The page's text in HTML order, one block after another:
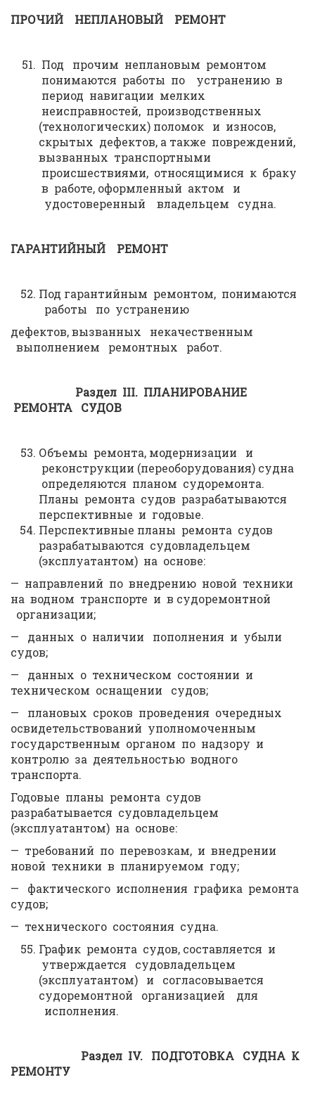
ПРОЧИЙ НЕПЛАНОВЫЙ РЕМОНТ
Под прочим неплановым ремонтом
понимаются работы по устранению в
период навигации мелких
неисправностей, производственных
(технологических) поломок и износов,
скрытых дефектов, а также повреждений,
вызванных транспортными
происшествиями, относящимися к браку
в работе, оформленный актом и
удостоверенный владельцем судна.
ГАРАНТИЙНЫЙ РЕМОНТ
Под гарантийным ремонтом, понимаются
работы по устранению
дефектов, вызванных некачественным
выполнением ремонтных работ.
Раздел III. ПЛАНИРОВАНИЕ
РЕМОНТА СУДОВ
Объемы ремонта, модернизации и
реконструкции (переоборудования) судна
определяются планом судоремонта.
Планы ремонта судов разрабатываются
перспективные и годовые.
Перспективные планы ремонта судов
разрабатываются судовладельцем
(эксплуатантом) на основе:
— направлений по внедрению новой техники
на водном транспорте и в судоремонтной
организации;
— данных о наличии пополнения и убыли
судов;
— данных о техническом состоянии и
техническом оснащении судов;
— плановых сроков проведения очередных
освидетельствований уполномоченным
государственным органом по надзору и
контролю за деятельностью водного
транспорта.
Годовые планы ремонта судов
разрабатывается судовладельцем
(эксплуатантом) на основе:
— требований по перевозкам, и внедрении
новой техники в планируемом году;
— фактического исполнения графика ремонта
судов;
— технического состояния судна.
График ремонта судов, составляется и
утверждается судовладельцем
(эксплуатантом) и согласовывается
судоремонтной организацией для
исполнения.
Раздел IV. ПОДГОТОВКА СУДНА К
РЕМОНТУ